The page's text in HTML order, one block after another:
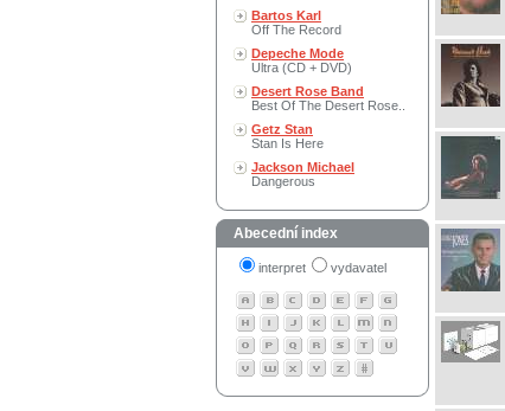
Bartos Karl
Off The Record
Depeche Mode
Ultra (CD + DVD)
Desert Rose Band
Best Of The Desert Rose..
Getz Stan
Stan Is Here
Jackson Michael
Dangerous
Abecední index
interpret vydavatel